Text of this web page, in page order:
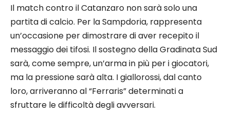
Il match contro il Catanzaro non sarà solo una
partita di calcio. Per la Sampdoria, rappresenta
un’occasione per dimostrare di aver recepito il
messaggio dei tifosi. Il sostegno della Gradinata Sud
sarà, come sempre, un’arma in più per i giocatori,
ma la pressione sarà alta. I giallorossi, dal canto
loro, arriveranno al “Ferraris” determinati a
sfruttare le difficoltà degli avversari.